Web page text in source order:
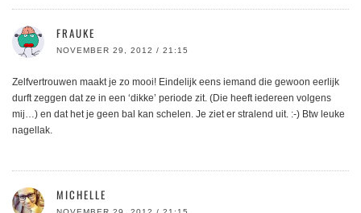
FRAUKE
NOVEMBER 29, 2012 / 21:15
Zelfvertrouwen maakt je zo mooi! Eindelijk eens iemand die gewoon eerlijk
durft zeggen dat ze in een ‘dikke’ periode zit. (Die heeft iedereen volgens
mij…) en dat het je geen bal kan schelen. Je ziet er stralend uit. :-) Btw leuke
nagellak.
MICHELLE